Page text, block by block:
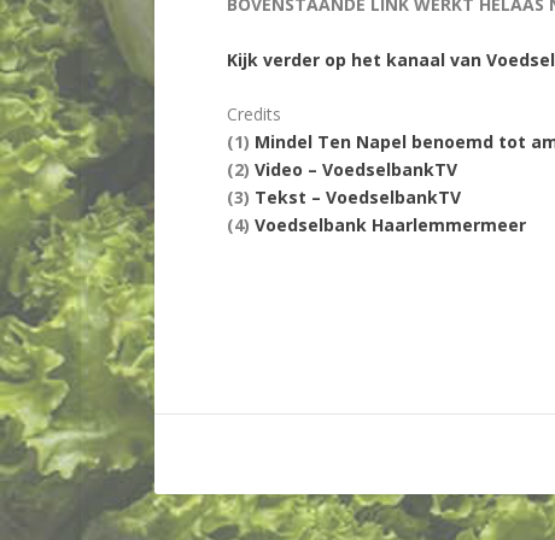
Kijk verder op het kanaal van
Credits
(1) Mindel Ten Napel benoemd tot
(2) Video – VoedselbankTV
(3) Tekst – VoedselbankTV
(4) Voedselbank Haarlemmermeer